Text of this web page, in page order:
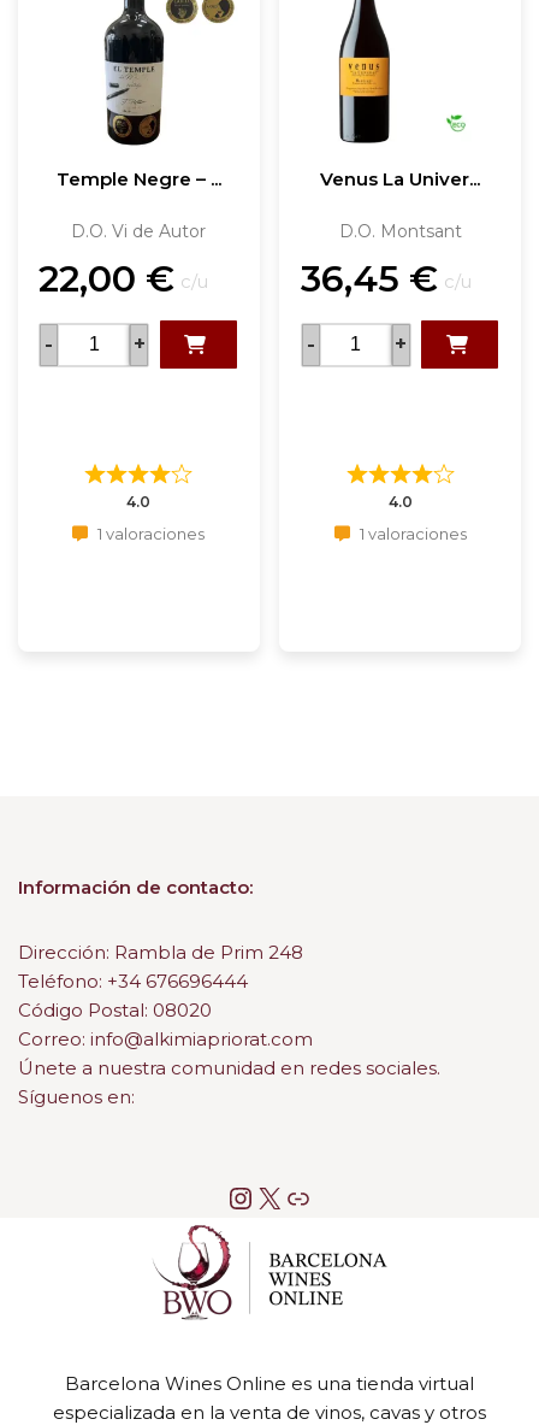
Temple Negre – ...
D.O. Vi de Autor
22,00 € c/u
- +
4.0
1 valoraciones
Venus La Univer...
D.O. Montsant
36,45 € c/u
- +
4.0
1 valoraciones
Información de contacto:
Dirección: Rambla de Prim 248
Teléfono: +34 676696444
Código Postal: 08020
Correo: info@alkimiapriorat.com
Únete a nuestra comunidad en redes sociales.
Síguenos en:
Barcelona Wines Online es una tienda virtual
especializada en la venta de vinos, cavas y otros